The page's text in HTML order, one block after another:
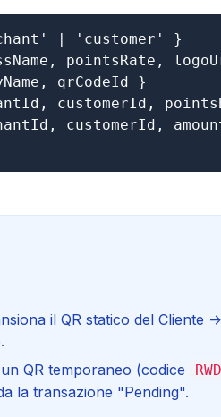
| 'customer' }
pointsRate,
qrCodeId }
customerId,
customerId,
il QR statico del Cliente
QR temporaneo (codice
la transazione "Pending".